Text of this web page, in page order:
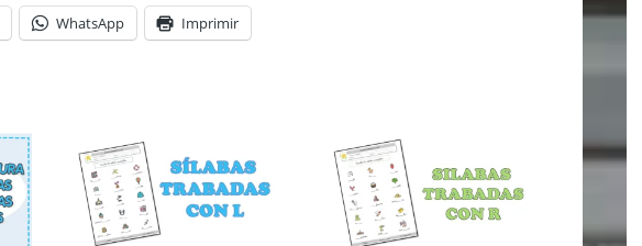
WhatsApp Imprimir